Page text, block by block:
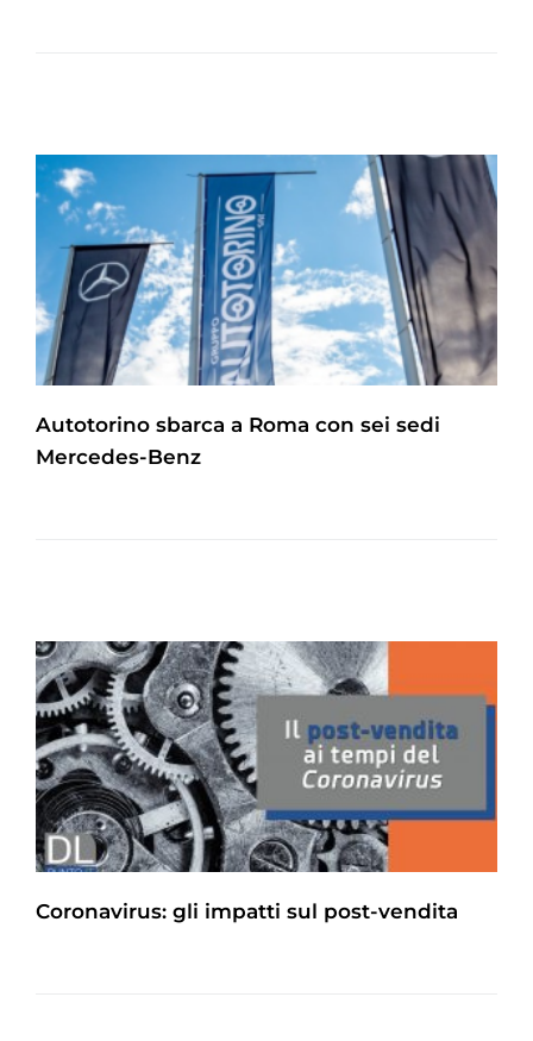
Autotorino sbarca a Roma con sei sedi
Mercedes-Benz
Coronavirus: gli impatti sul post-vendita